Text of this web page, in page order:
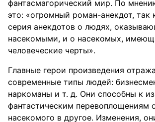
фантасмагорический мир. По
это: «огромный роман-анекдот, так
серия анекдотов о людях,
насекомыми, и о насекомых,
человеческие черты».
Главные герои произведения
современные типы людей:
наркоманы и т. д. Они способны к
фантастическим перевоплощениям
насекомого в другое. Изменения,